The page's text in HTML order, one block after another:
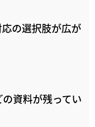
の選択肢が広が
の資料が残ってい